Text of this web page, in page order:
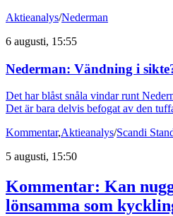
Aktieanalys/Nederman
6 augusti, 15:55
Nederman: Vändning i
Det har blåst snåla vindar runt
Det är bara delvis befogat av den
Kommentar,Aktieanalys/Scandi
5 augusti, 15:50
Kommentar: Kan
lönsamma som